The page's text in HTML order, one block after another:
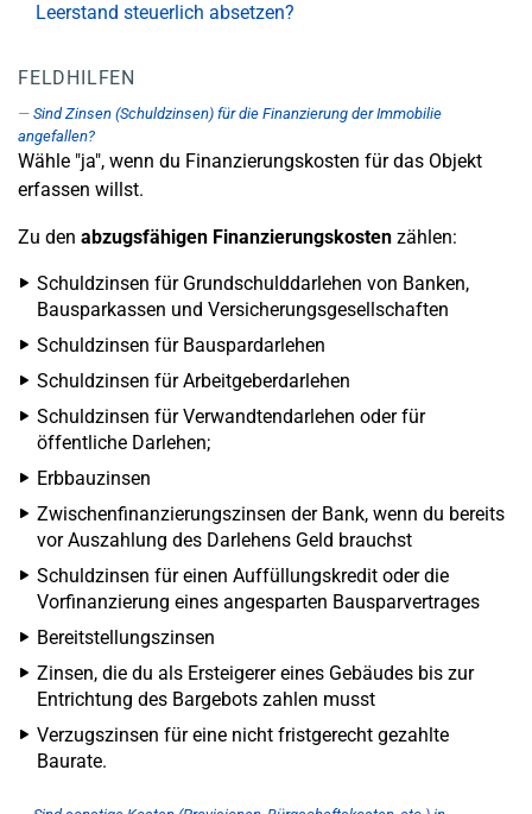
Leerstand steuerlich absetzen?
FELDHILFEN
Sind Zinsen (Schuldzinsen) für die Finanzierung der Immobilie
angefallen?
Wähle "ja", wenn du Finanzierungskosten für das Objekt
erfassen willst.
Zu den abzugsfähigen Finanzierungskosten zählen:
Schuldzinsen für Grundschulddarlehen von Banken,
Bausparkassen und Versicherungsgesellschaften
Schuldzinsen für Bauspardarlehen
Schuldzinsen für Arbeitgeberdarlehen
Schuldzinsen für Verwandtendarlehen oder für
öffentliche Darlehen;
Erbbauzinsen
Zwischenfinanzierungszinsen der Bank, wenn du bereits
vor Auszahlung des Darlehens Geld brauchst
Schuldzinsen für einen Auffüllungskredit oder die
Vorfinanzierung eines angesparten Bausparvertrages
Bereitstellungszinsen
Zinsen, die du als Ersteigerer eines Gebäudes bis zur
Entrichtung des Bargebots zahlen musst
Verzugszinsen für eine nicht fristgerecht gezahlte
Baurate.